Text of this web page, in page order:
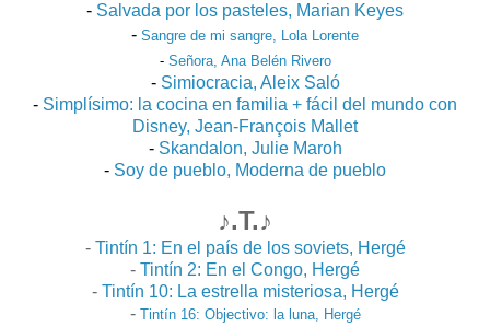
- Salvada por los pasteles, Marian Keyes
- Sangre de mi sangre, Lola Lorente
- Señora, Ana Belén Rivero
- Simiocracia, Aleix Saló
- Simplísimo: la cocina en familia + fácil del mundo con
Disney, Jean-François Mallet
- Skandalon, Julie Maroh
- Soy de pueblo, Moderna de pueblo
♪.T.♪
- Tintín 1: En el país de los soviets, Hergé
- Tintín 2: En el Congo, Hergé
- Tintín 10: La estrella misteriosa, Hergé
- Tintín 16: Objectivo: la luna, Hergé